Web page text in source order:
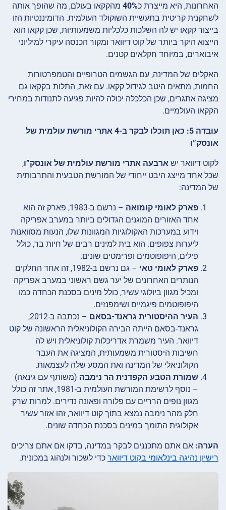
האחרונות, היא מייצרת כ40% מהקקאו בעולם, מה שהופך אותה
לשחקנית קריטית בתעשיית השוקולד העולמית. הדומיננטיות הזו
בייצור קקאו יש לה השלכות כלכליות משמעותיות, שכן קקאו הוא
הייצוא היקר ביותר של קוט דיוואר ומקור הכנסה עיקרי למיליוני
איבוארים, במיוחד חקלאים קטנים.
האקלים של המדינה, עם הגשמים הטרופיים והטמפרטורות
החמות, מתאים היטב לגידול קקאו. עם זאת, התלות בקקאו גם
מציגה אתגרים, שכן הכלכלה יכולה להיות פגיעה לתנודות במחירי
הקקאו העולמיים.
עובדה 5: כאן תוכלו לבקר ב-4 אתרי מורשת עולמית של
אונסק”ו
לקוט דיוואר יש ארבעה אתרי מורשת עולמית של אונסק”ו,
שכל אחד מייצג היבט ייחודי של המורשת הטבעית והתרבותית
של המדינה:
פארק לאומי קומואה
– נרשם ב-1983, פארק זה הוא
אחד האזורים המוגנים הגדולים ביותר במערב אפריקה
וידוע במערכות האקולוגיות המגוונות שלו, הנעות מסוואנות
ליערות צפופים. הוא בית למינים רבים של חיות בר, כולל
פילים, היפופוטמים ופרימטים שונים.
פארק לאומי טאי
– גם נרשם ב-1982, זה אחד החלקים
הנותרים האחרונים של יער גשם ראשוני במערב אפריקה
ומכיל מגוון ביולוגי עשיר, כולל מינים בסכנת הכחדה כמו
היפופוטמים פיגמיים ושימפנזים.
העיר ההיסטורית גראנד-בסאם
– נכתבה ב-2012,
גראנד-בסאם הייתה הבירה הקולוניאלית הראשונה של קוט
דיוואר. העיר משמרת אדריכלות קולוניאלית ויש לה
חשיבות היסטורית משמעותית, המציגה את העבר
הקולוניאלי של המדינה ואת המסע שלה לעצמאות.
שמורת הטבע הקפדנית הר נימבה (משותף עם גינאה)
– נוסף לרשימת המורשת העולמית ב-1981, אתר זה כולל
מגוון נופים הרריים עם פלורה ופאונה נדירים. למרות שרק
חלק מהר נימבה נמצא בתוך קוט דיוואר, זהו אזור עשיר
אקולוגית התומך במינים בסכנת הכחדה שונים.
הערה: אם אתם מתכננים לבקר במדינה, בדקו אם אתם צריכים
רישיון נהיגה בינלאומי בקוט דיוואר כדי לשכור ולנהוג במכונית.